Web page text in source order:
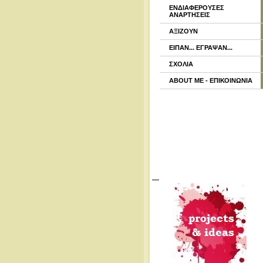
ΕΝΔΙΑΦΕΡΟΥΣΕΣ
ΑΝΑΡΤΗΣΕΙΣ
ΑΞΙΖΟΥΝ
ΕΙΠΑΝ... ΕΓΡΑΨΑΝ...
ΣΧΟΛΙΑ
ABOUT ME - ΕΠΙΚΟΙΝΩΝΙΑ